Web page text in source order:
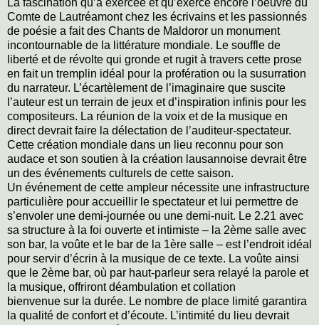
Comte de Lautréamont chez les écrivains et les passionnés
de poésie a fait des Chants de Maldoror un monument
incontournable de la littérature mondiale. Le souffle de
liberté et de révolte qui gronde et rugit à travers cette prose
en fait un tremplin idéal pour la profération ou la susurration
du narrateur. L’écartèlement de l’imaginaire que suscite
l’auteur est un terrain de jeux et d’inspiration infinis pour les
compositeurs. La réunion de la voix et de la musique en
direct devrait faire la délectation de l’auditeur-spectateur.
Cette création mondiale dans un lieu reconnu pour son
audace et son soutien à la création lausannoise devrait être
un des événements culturels de cette saison.
Un événement de cette ampleur nécessite une infrastructure
particulière pour accueillir le spectateur et lui permettre de
s’envoler une demi-journée ou une demi-nuit. Le 2.21 avec
sa structure à la foi ouverte et intimiste – la 2ème salle avec
son bar, la voûte et le bar de la 1ère salle – est l’endroit idéal
pour servir d’écrin à la musique de ce texte. La voûte ainsi
que le 2ème bar, où par haut-parleur sera relayé la parole et
la musique, offriront déambulation et collation
bienvenue sur la durée. Le nombre de place limité garantira
la qualité de confort et d’écoute. L’intimité du lieu devrait